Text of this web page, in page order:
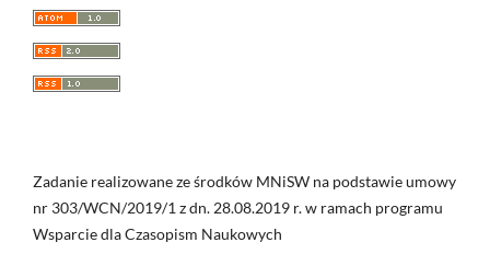
Zadanie realizowane ze środków MNiSW na podstawie umowy
nr 303/WCN/2019/1 z dn. 28.08.2019 r. w ramach programu
Wsparcie dla Czasopism Naukowych